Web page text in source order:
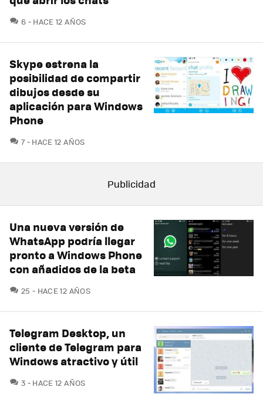
6 COMENTARIOS
HACE 12 AÑOS
Skype estrena la
posibilidad de compartir
dibujos desde su
aplicación para Windows
Phone
7COMENTARIOS
HACE 12 AÑOS
Una nueva versión de
WhatsApp podría llegar
pronto a Windows Phone
con añadidos de la beta
25 COMENTARIOS
HACE 12 AÑOS
Telegram Desktop, un
cliente de Telegram para
Windows atractivo y útil
3 COMENTARIOS
HACE 12 AÑOS